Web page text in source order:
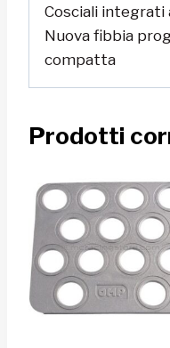
Cosciali integrati
Nuova fibbia
compatta
Prodotti